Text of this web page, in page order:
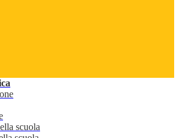
scuola